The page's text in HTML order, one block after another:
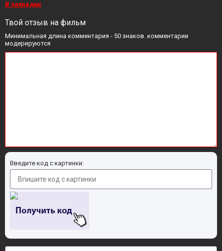
В закладки
Твой отзыв на фильм
Минимальная длина комментария - 50 знаков. комментарии
модерируются
Введите код с картинки: